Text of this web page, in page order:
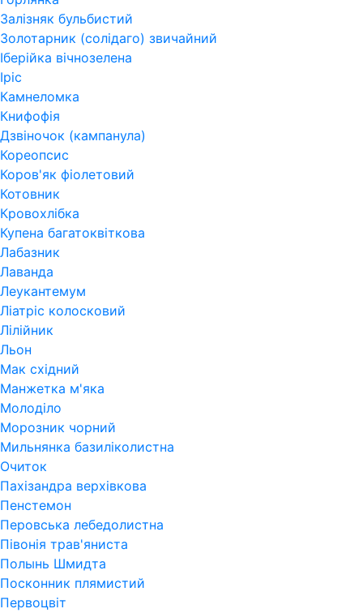
Залізняк бульбистий
Золотарник (солідаго) звичайний
Іберійка вічнозелена
Іріс
Камнеломка
Книфофія
Дзвіночок (кампанула)
Кореопсис
Коров'як фіолетовий
Котовник
Кровохлібка
Купена багатоквіткова
Лабазник
Лаванда
Леукантемум
Ліатріс колосковий
Лілійник
Льон
Мак східний
Манжетка м'яка
Молоділо
Морозник чорний
Мильнянка базиліколистна
Очиток
Пахізандра верхівкова
Пенстемон
Перовська лебедолистна
Півонія трав'яниста
Полынь Шмидта
Посконник плямистий
Первоцвіт